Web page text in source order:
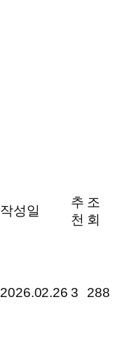
작성일
추
천
조
회
2026.02.26 3 288